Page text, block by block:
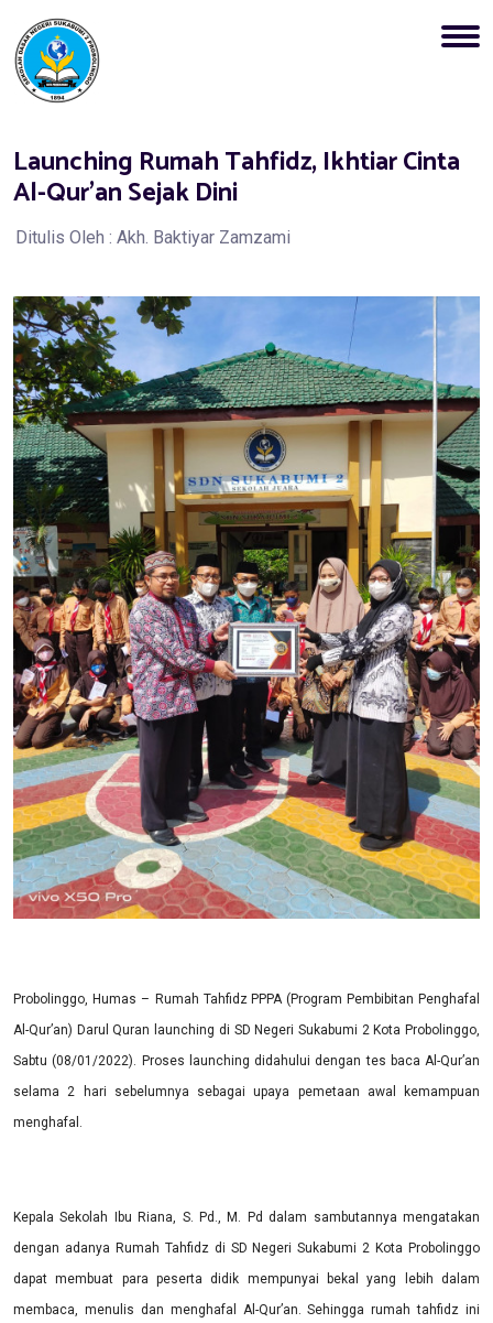
Launching Rumah Tahfidz, Ikhtiar Cinta
Al-Qur'an Sejak Dini
Ditulis Oleh : Akh. Baktiyar Zamzami
Probolinggo , Humas – Rumah Tahfid z PPPA (Program Pembibitan Penghafal
Al-Qur’an) DarulQuran launching di SD Negeri Sukabumi 2 Kota Probolinggo
Sabtu(08/01/2022). Proses launching didahului dengan tes baca Al-Qur’an
selama 2 hari sebelumnya sebagai upaya pemetaan awal kemampuan
menghafal
Kepala Sekolah Ibu Riana, S. Pd., M. Pd dalam sambutannya mengatakan
dengan adanya Rumah Tahfidz di SD Negeri Sukabumi 2 Kota Probolinggo
dapat membuat para peserta didik mempunyai bekal yang lebih dalam
membaca, menulis dan menghafal Al-Qur’an. Sehingga rumah tahfidz ini